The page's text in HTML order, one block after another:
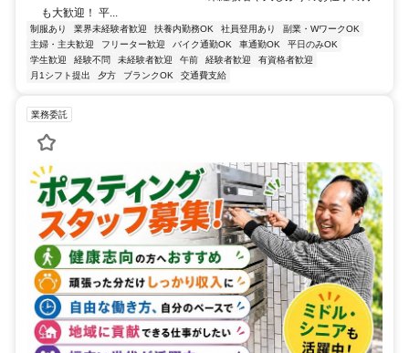
も大歓迎！ 平...
制服あり 業界未経験者歓迎 扶養内勤務OK 社員登用あり
副業・WワークOK
主婦・主夫歓迎
フリーター歓迎 バイク通勤OK 車通勤OK
平日のみOK
学生歓迎
経験不問 未経験者歓迎 午前 経験者歓迎
有資格者歓迎
月1シフト提出
夕方 ブランクOK 交通費支給
業務委託